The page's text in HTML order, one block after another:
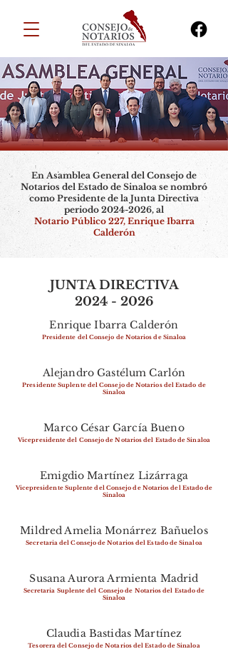
En Asamblea General del Consejo de
Notarios del Estado de Sinaloa se nombró
como Presidente de la Junta Directiva
periodo 2024-2026, al
Notario Público 227, Enrique Ibarra
Calderón
JUNTA DIRECTIVA
2024 - 2026
Enrique Ibarra Calderón
Presidente del Consejo de Notarios de Sinaloa
Alejandro Gastélum Carlón
Presidente Suplente del Consejo de Notarios del Estado de
Sinaloa
Marco César García Bueno
Vicepresidente del Consejo de Notarios del Estado de Sinaloa
Emigdio Martínez Lizárraga
Vicepresidente Suplente del Consejo de Notarios del Estado de
Sinaloa
Mildred Amelia Monárrez Bañuelos
Secretaria del Consejo de Notarios del Estado de Sinaloa
Susana Aurora Armienta Madrid
Secretaria Suplente del Consejo de Notarios del Estado de
Sinaloa
Claudia Bastidas Martínez
Tesorera del Consejo de Notarios del Estado de Sinaloa